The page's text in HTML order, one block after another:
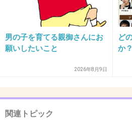
ドラゴン桜なら紗栄子よ
男の子を育てる親御さんにお
願いしたいこと
2026年8月9日
ど
か
関連トピック